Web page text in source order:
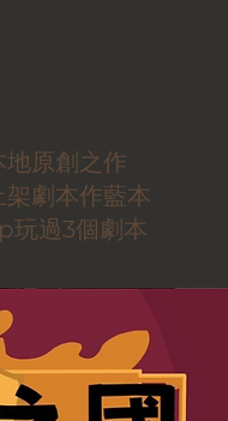
原創之作
劇本作藍本
玩過3個劇本